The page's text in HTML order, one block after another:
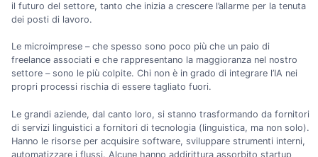
il futuro del settore, tanto che inizia a crescere l’allarme per la tenuta
dei posti di lavoro.
Le microimprese – che spesso sono poco più che un paio di
freelance associati e che rappresentano la maggioranza nel nostro
settore – sono le più colpite. Chi non è in grado di integrare l’IA nei
propri processi rischia di essere tagliato fuori.
Le grandi aziende, dal canto loro, si stanno trasformando da fornitori
di servizi linguistici a fornitori di tecnologia (linguistica, ma non solo).
Hanno le risorse per acquisire software, sviluppare strumenti interni,
automatizzare i flussi. Alcune hanno addirittura assorbito startup